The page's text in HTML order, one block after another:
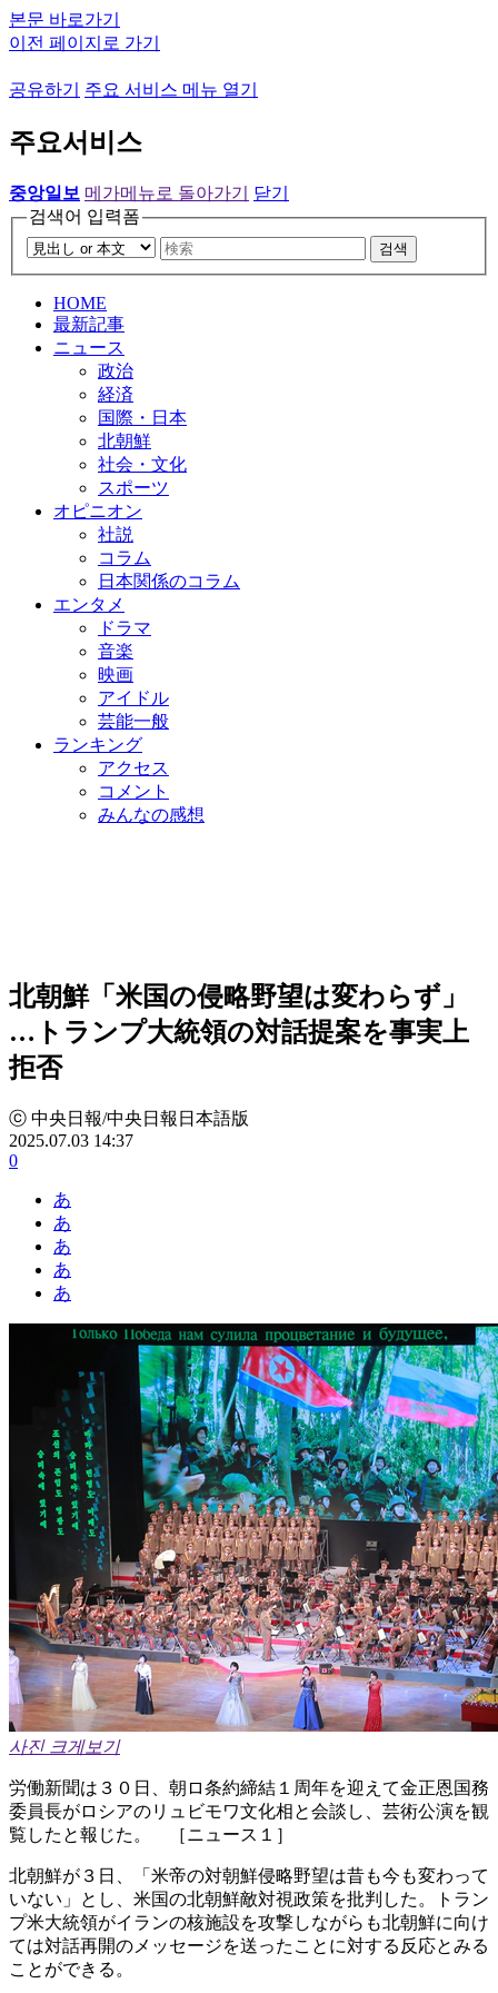
본문 바로가기
이전 페이지로 가기
공유하기 주요 서비스 메뉴 열기
주요서비스
중앙일보 메가메뉴로 돌아가기
닫기
검색어 입력폼
검색
HOME
最新記事
ニュース
政治
経済
国際・日本
北朝鮮
社会・文化
スポーツ
オピニオン
社説
コラム
日本関係のコラム
エンタメ
ドラマ
音楽
映画
アイドル
芸能一般
ランキング
アクセス
コメント
みんなの感想
北朝鮮「米国の侵略野望は変わらず」
…トランプ大統領の対話提案を事実上
拒否
ⓒ 中央日報/中央日報日本語版
2025.07.03 14:37
0
あ
あ
あ
あ
あ
사진 크게보기
労働新聞は３０日、朝ロ条約締結１周年を迎えて金正恩国務
委員長がロシアのリュビモワ文化相と会談し、芸術公演を観
覧したと報じた。 ［ニュース１］
北朝鮮が３日、「米帝の対朝鮮侵略野望は昔も今も変わって
いない」とし、米国の北朝鮮敵対視政策を批判した。トラン
プ米大統領がイランの核施設を攻撃しながらも北朝鮮に向け
ては対話再開のメッセージを送ったことに対する反応とみる
ことができる。